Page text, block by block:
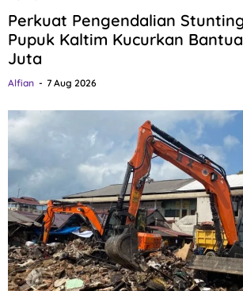
Perkuat Pengendalian
Pupuk Kaltim Kucurkan
Juta
Alfian 7 Aug 2026